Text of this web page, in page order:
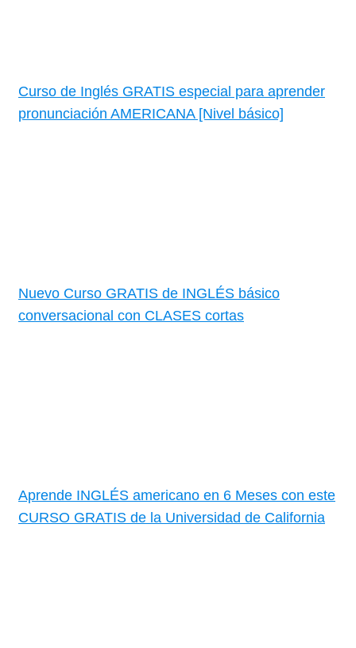
Curso de Inglés GRATIS especial para aprender
pronunciación AMERICANA [Nivel básico]
Nuevo Curso GRATIS de INGLÉS básico
conversacional con CLASES cortas
Aprende INGLÉS americano en 6 Meses con este
CURSO GRATIS de la Universidad de California